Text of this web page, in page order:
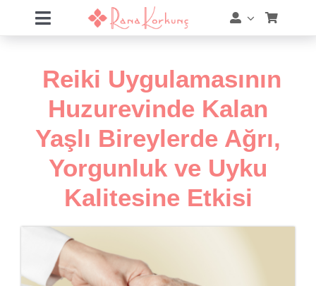
Toggle
Eğitimler
Eğitim Takvimi
Online Akademi
Reiki Uygulamasının
Huzurevinde Kalan
Yaşlı Bireylerde Ağrı,
Yorgunluk ve Uyku
Kalitesine Etkisi